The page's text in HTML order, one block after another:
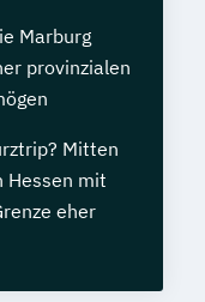
Marburg
provinzialen
Mitten
Hessen mit
eher